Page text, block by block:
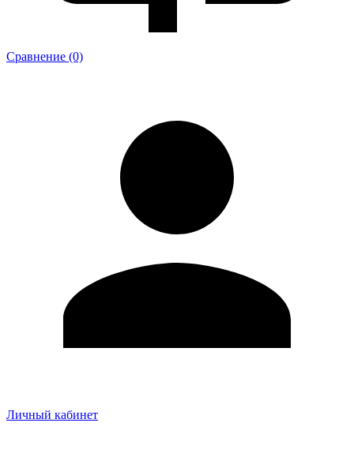
Сравнение (0)
Личный кабинет